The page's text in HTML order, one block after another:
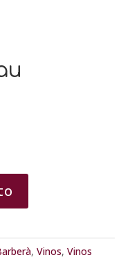
, Vinos, Vinos